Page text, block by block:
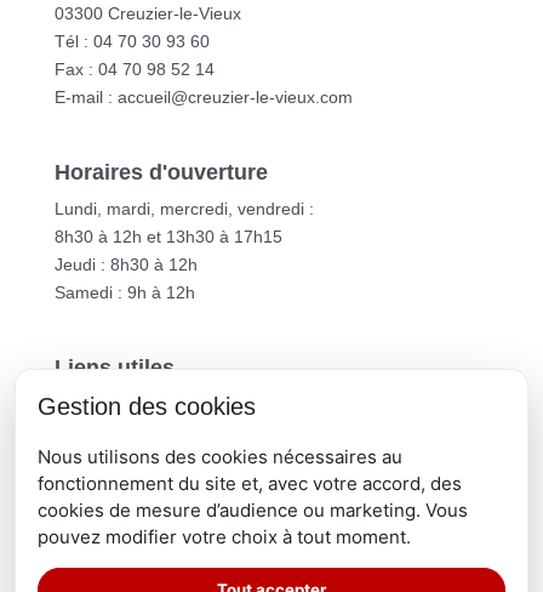
03300 Creuzier-le-Vieux
Tél : 04 70 30 93 60
Fax : 04 70 98 52 14
E-mail : accueil@creuzier-le-vieux.com
Horaires d'ouverture
Lundi, mardi, mercredi, vendredi :
8h30 à 12h et 13h30 à 17h15
Jeudi : 8h30 à 12h
Samedi : 9h à 12h
Liens utiles
Vichy Communauté
Région Auvergne-Rhône-Alpes
Gestion des cookies
Nous utilisons des cookies nécessaires au
fonctionnement du site et, avec votre accord, des
cookies de mesure d’audience ou marketing. Vous
pouvez modifier votre choix à tout moment.